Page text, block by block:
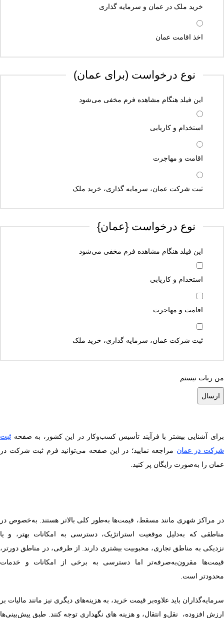
خرید ملک در عمان و سرمایه گذاری
اخذ اقامت عمان
این فیلد هنگام مشاهده فرم مخفی می‌شود
نوع درخواست (برای عمان)
استخدام و کاریابی
اقامت و مهاجرت
ثبت شرکت عمان، سرمایه گذاری، خرید ملک
این فیلد هنگام مشاهده فرم مخفی می‌شود
نوع درخواست {عمان}
استخدام و کاریابی
اقامت و مهاجرت
ثبت شرکت عمان، سرمایه گذاری، خرید ملک
من ربات نیستم
برای آشنایی بیشتر با فرآیند تأسیس کسب‌وکار در این کشور، به صفحه ثبت
شرکت در عمان مراجعه نمایید؛ در این صفحه می‌توانید فرم ثبت شرکت در
عمان را به‌صورت رایگان پر کنید.
در مراکز شهری مانند مسقط، قیمت‌ها به‌طور کلی بالاتر هستند. به‌خصوص در
مناطقی که به‌دلیل موقعیت استراتژیک، دسترسی به امکانات بهتر، و یا
نزدیکی به مناطق تجاری، محبوبیت بیشتری دارند. از طرفی، در مناطق دورتر،
قیمت‌ها مقرون‌به‌صرفه‌تر اما دسترسی به برخی از امکانات و خدمات
محدود‌تر است.
سرمایه‌گذاران باید علاوه‌بر قیمت خرید، به هزینه‌های دیگری نیز مانند مالیات بر
ارزش افزوده، نقل‌و انتقال، و هزینه‌ های نگهداری توجه کنند. طبق پیش‌بینی‌ها